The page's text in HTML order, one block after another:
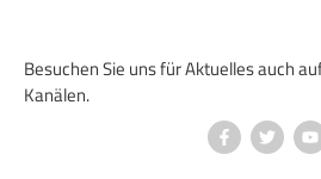
Besuchen Sie uns für Aktuelles auch
Kanälen.